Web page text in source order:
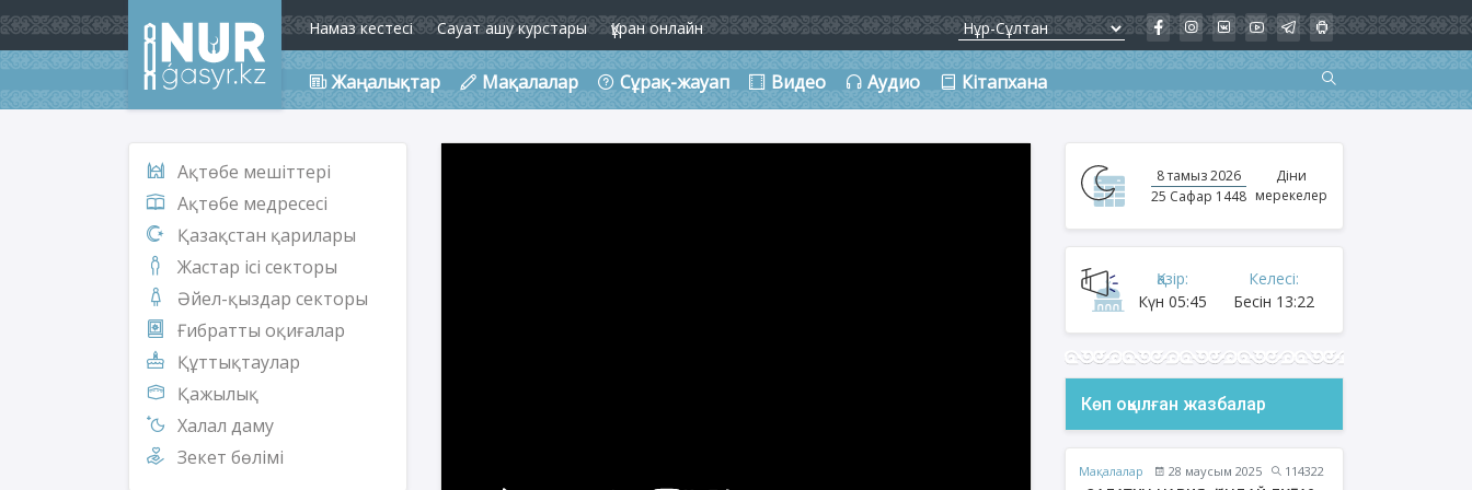
Намаз кестесі Сауат ашу курстары Құран онлайн
Жаңалықтар Мақалалар Сұрақ-жауап Видео Аудио Кітапхана
Ақтөбе мешіттері
Ақтөбе медресесі
Қазақстан қарилары
Жастар ісі секторы
Әйел-қыздар секторы
Ғибратты оқиғалар
Құттықтаулар
Қажылық
Халал даму
Зекет бөлімі
8 тамыз 2026
25 Сафар 1448
Діни
мерекелер
Қазір:
Күн 05:45
Келесі:
Бесін 13:22
Көп оқылған жазбалар
Мақалалар 28 маусым 2025
114322